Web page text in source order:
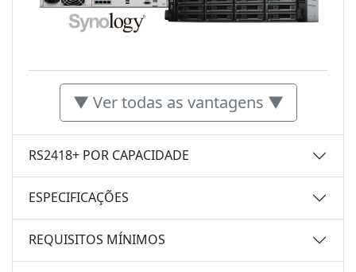
▼ Ver todas as vantagens ▼
RS2418+ POR CAPACIDADE
ESPECIFICAÇÕES
REQUISITOS MÍNIMOS